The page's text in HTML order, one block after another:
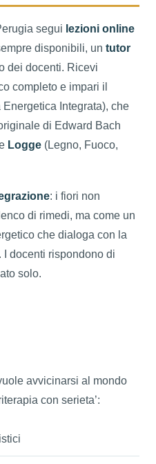
segui lezioni online
disponibili, un tutor
dei docenti. Ricevi
completo e impari il
Energetica Integrata), che
di Edward Bach
Logge (Legno, Fuoco,
: i fiori non
di rimedi, ma come un
che dialoga con la
docenti rispondono di
solo.
avvicinarsi al mondo
con serieta’: